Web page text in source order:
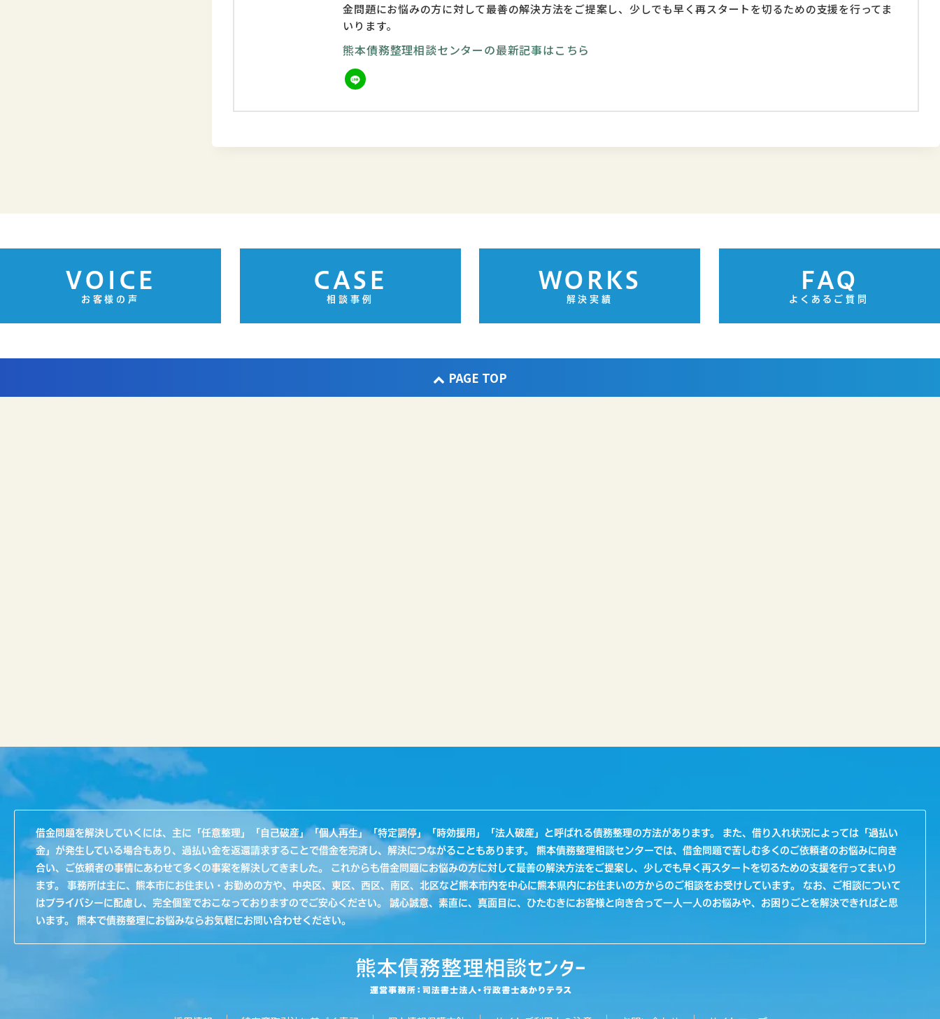
金問題にお悩みの方に対して最善の解決方法をご提案し、少しでも早く再スタートを切るための支援を行ってま
いります。
熊本債務整理相談センターの最新記事はこちら
VOICE
お客様の声
CASE
相談事例
WORKS
解決実績
FAQ
よくあるご質問
PAGE TOP
借金問題を解決していくには、主に「任意整理」「自己破産」「個人再生」「特定調停」「時効援用」「法人破産」と呼ばれる債務整理の方法があります。 また、借り入れ状況によっては「過払い
金」が発生している場合もあり、過払い金を返還請求することで借金を完済し、解決につながることもあります。 熊本債務整理相談センターでは、借金問題で苦しむ多くのご依頼者のお悩みに向き
合い、ご依頼者の事情にあわせて多くの事案を解決してきました。 これからも借金問題にお悩みの方に対して最善の解決方法をご提案し、少しでも早く再スタートを切るための支援を行ってまいり
ます。 事務所は主に、熊本市にお住まい・お勤めの方や、中央区、東区、西区、南区、北区など熊本市内を中心に熊本県内にお住まいの方からのご相談をお受けしています。 なお、ご相談について
はプライバシーに配慮し、完全個室でおこなっておりますのでご安心ください。 誠心誠意、素直に、真面目に、ひたむきにお客様と向き合って一人一人のお悩みや、お困りごとを解決できればと思
います。 熊本で債務整理にお悩みならお気軽にお問い合わせください。